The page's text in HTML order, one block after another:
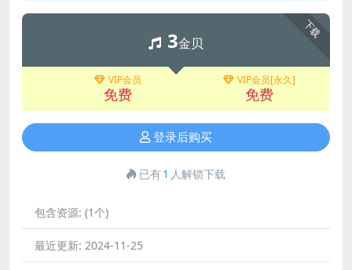
下载
3金贝
VIP会员
免费
VIP会员[永久]
免费
登录后购买
已有1 人解锁下载
包含资源: (1个)
最近更新: 2024-11-25